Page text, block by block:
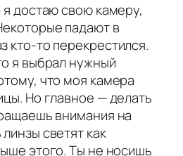
я достаю свою камеру,
падают в
кто-то перекрестился.
я выбрал нужный
что моя камера
Но главное — делать
внимания на
светят как
этого. Ты не носишь